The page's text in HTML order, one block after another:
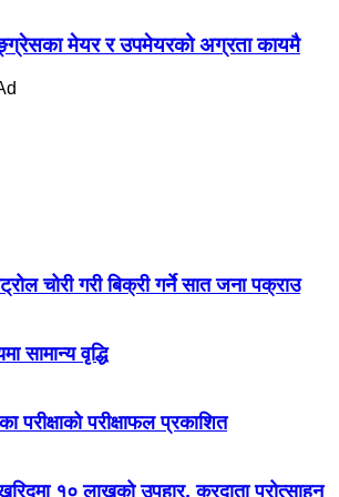
मेयर र उपमेयरको अग्रता कायमै
चोरी गरी बिक्री गर्ने सात जना पक्राउ
सामान्य वृद्धि
परीक्षाको परीक्षाफल प्रकाशित
१० लाखको उपहार, करदाता प्रोत्साहन